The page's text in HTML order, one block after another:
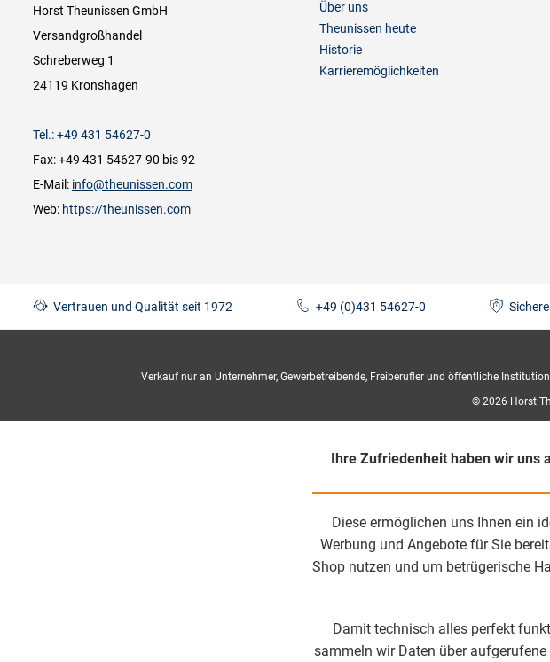
Horst Theunissen GmbH
Versandgroßhandel
Schreberweg 1
24119 Kronshagen
Tel.: +49 431 54627-0
Fax: +49 431 54627-90 bis 92
E-Mail: info@theunissen.com
Web: https://theunissen.com
Über uns
Theunissen heute
Historie
Karrieremöglichkeiten
Vertrauen und Qualität seit 1972 +49 (0)431 54627-0
Verkauf nur an Unternehmer, Gewerbetreibende, Freiberufler und öffentliche
© 2026 Horst
Ihre Zufriedenheit haben wir uns
Diese ermöglichen uns Ihnen ein
Werbung und Angebote für Sie
Shop nutzen und um betrügerische
Damit technisch alles perfekt
sammeln wir Daten über